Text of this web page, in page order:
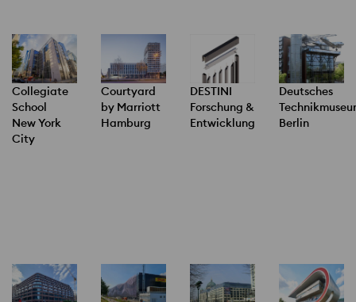
Collegiate
School
New York
City
Courtyard
by Marriott
Hamburg
DESTINI
Forschung &
Entwicklung
Deutsches
Berlin